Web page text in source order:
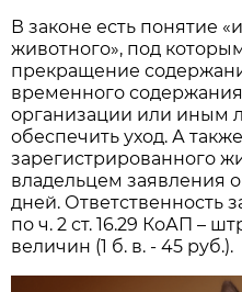
В законе есть понятие
животного», под
прекращение
временного
организации или иным
обеспечить уход. А
зарегистрированного
владельцем заявления
дней. Ответственность
по ч. 2 ст. 16.29 КоАП –
величин (1 б. в. - 45 руб.).